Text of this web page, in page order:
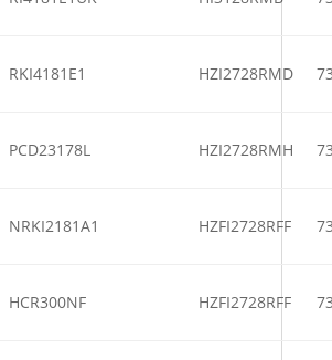
RKI4181E1 HZI2728RMD
PCD23178L HZI2728RMH
NRKI2181A1 HZFI2728RFF
HCR300NF HZFI2728RFF